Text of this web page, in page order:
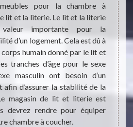
pour la chambre à
lit et la literie. Le lit et la literie
valeur importante pour la
d’un logement. Cela est dû à
humain donné par le lit et
tranches d’âge pour le sexe
masculin ont besoin d’un
afin d’assurer la stabilité de la
magasin de lit et literie est
devrez rendre pour équiper
chambre à coucher.
Le
ne
long
donc
de la
pour
soi